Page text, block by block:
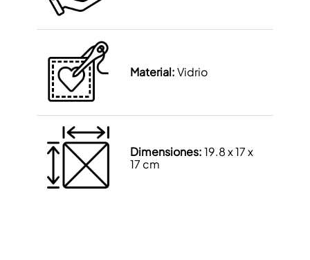
Material:Vidrio
Dimensiones:19.8 x 17 x
17 cm